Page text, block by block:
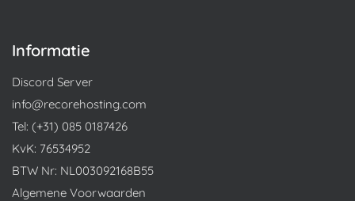
Informatie
Discord Server
info@recorehosting.com
Tel: (+31) 085 0187426
KvK: 76534952
BTW Nr: NL003092168B55
Algemene Voorwaarden